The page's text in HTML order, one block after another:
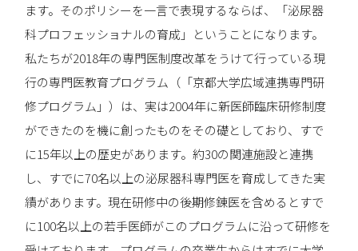
ます。そのポリシーを一言で表現するならば、「泌尿器
科プロフェッショナルの育成」ということになります。
私たちが2018年の専門医制度改革をうけて行っている現
行の専門医教育プログラム（「京都大学広域連携専門研
修プログラム」）は、実は2004年に新医師臨床研修制度
ができたのを機に創ったものをその礎としており、すで
に15年以上の歴史があります。約30の関連施設と連携
し、すでに70名以上の泌尿器科専門医を育成してきた実
績があります。現在研修中の後期修錬医を含めるとすで
に100名以上の若手医師がこのプログラムに沿って研修を